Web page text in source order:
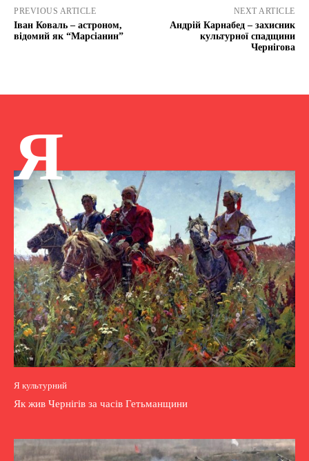
PREVIOUS ARTICLE
Іван Коваль – астроном,
відомий як “Марсіанин”
NEXT ARTICLE
Андрій Карнабед – захисник
культурної спадщини
Чернігова
Я
Я культурний
Як жив Чернігів за часів Гетьманщини